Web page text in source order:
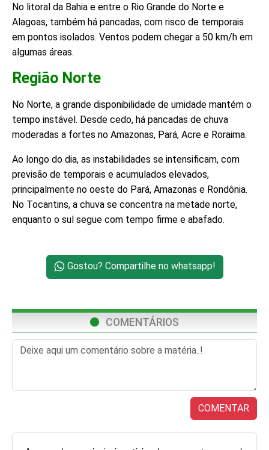
No litoral da Bahia e entre o Rio Grande do Norte e
Alagoas, também há pancadas, com risco de temporais
em pontos isolados. Ventos podem chegar a 50 km/h em
algumas áreas.
Região Norte
No Norte, a grande disponibilidade de umidade mantém o
tempo instável. Desde cedo, há pancadas de chuva
moderadas a fortes no Amazonas, Pará, Acre e Roraima.
Ao longo do dia, as instabilidades se intensificam, com
previsão de temporais e acumulados elevados,
principalmente no oeste do Pará, Amazonas e Rondônia.
No Tocantins, a chuva se concentra na metade norte,
enquanto o sul segue com tempo firme e abafado.
Gostou? Compartilhe no whatsapp!
COMENTÁRIOS
COMENTAR